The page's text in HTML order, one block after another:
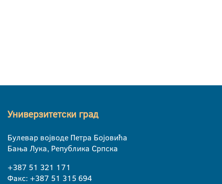
Универзитетски град
Булевар војводе Петра Бојовића
Бања Лука, Република Српска
+387 51 321 171
Факс: +387 51 315 694